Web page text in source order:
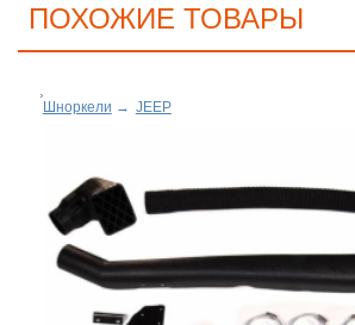
ПОХОЖИЕ ТОВАРЫ
Шноркели → JEEP